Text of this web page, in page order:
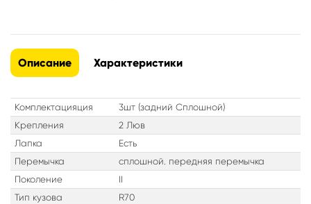
Описание Характеристики
Комплектацияция
3шт (задний Сплошной)
Крепления
2 Люв
Лапка
Есть
Перемычка
сплошной. передняя перемычка
Поколение
II
Тип кузова
R70